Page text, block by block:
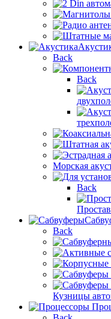
Back
Back
Морская
Back
Back
Кузницы